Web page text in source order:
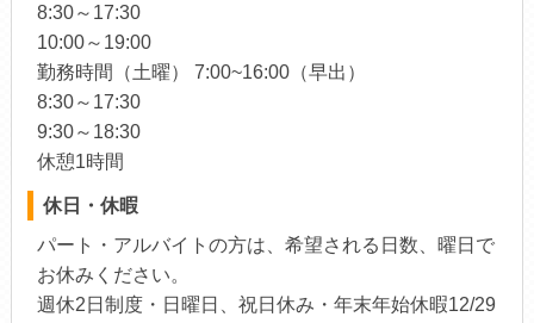
8:30～17:30
10:00～19:00
勤務時間（土曜） 7:00~16:00（早出）
8:30～17:30
9:30～18:30
休憩1時間
休日・休暇
パート・アルバイトの方は、希望される日数、曜日で
お休みください。
週休2日制度・日曜日、祝日休み・年末年始休暇12/29